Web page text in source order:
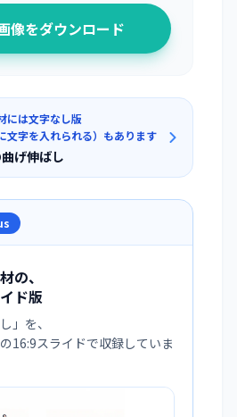
像をダウンロード
には文字なし版
文字を入れられる）もあります
げ伸ばし
の、
ド版
」を、
16:9スライドで収録していま